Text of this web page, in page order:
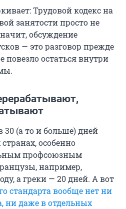
Трудовой кодекс на
занятости просто не
обсуждение
— это разговор прежде
повезло остаться внутри
(а то и больше) дней
особенно
профсоюзным
например,
а греки — 20 дней. А вот
стандарта вообще нет ни
ни даже в отдельных